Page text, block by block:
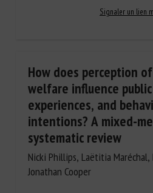
Signaler un lien
How does perception
welfare influence
experiences, and
intentions? A mixed-
systematic review
Nicki Phillips, Laëtitia Maréchal,
Jonathan Cooper